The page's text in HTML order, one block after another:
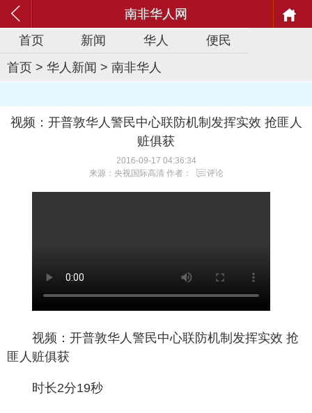
南非华人网
首页
新闻 华人
便民
首页 > 华人新闻 > 南非华人
视频：开普敦华人警民中心联防机制发挥实效 抢匪人
赃俱获
2016-09-17 04:36:34
来源：央视国际高清 作者：
评论
视频：开普敦华人警民中心联防机制发挥实效 抢
匪人赃俱获
时长2分19秒